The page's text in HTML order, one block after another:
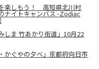
楽しもう！ 高知県北川村
ナイトキャンバス -Zodiac
しま 竹あかり街道」10月22
かぐやの夕べ」京都府向日市